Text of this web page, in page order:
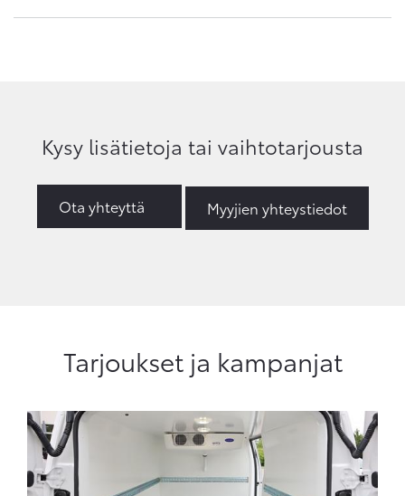
Kysy lisätietoja tai vaihtotarjousta
Ota yhteyttä Myyjien yhteystiedot
Tarjoukset ja kampanjat